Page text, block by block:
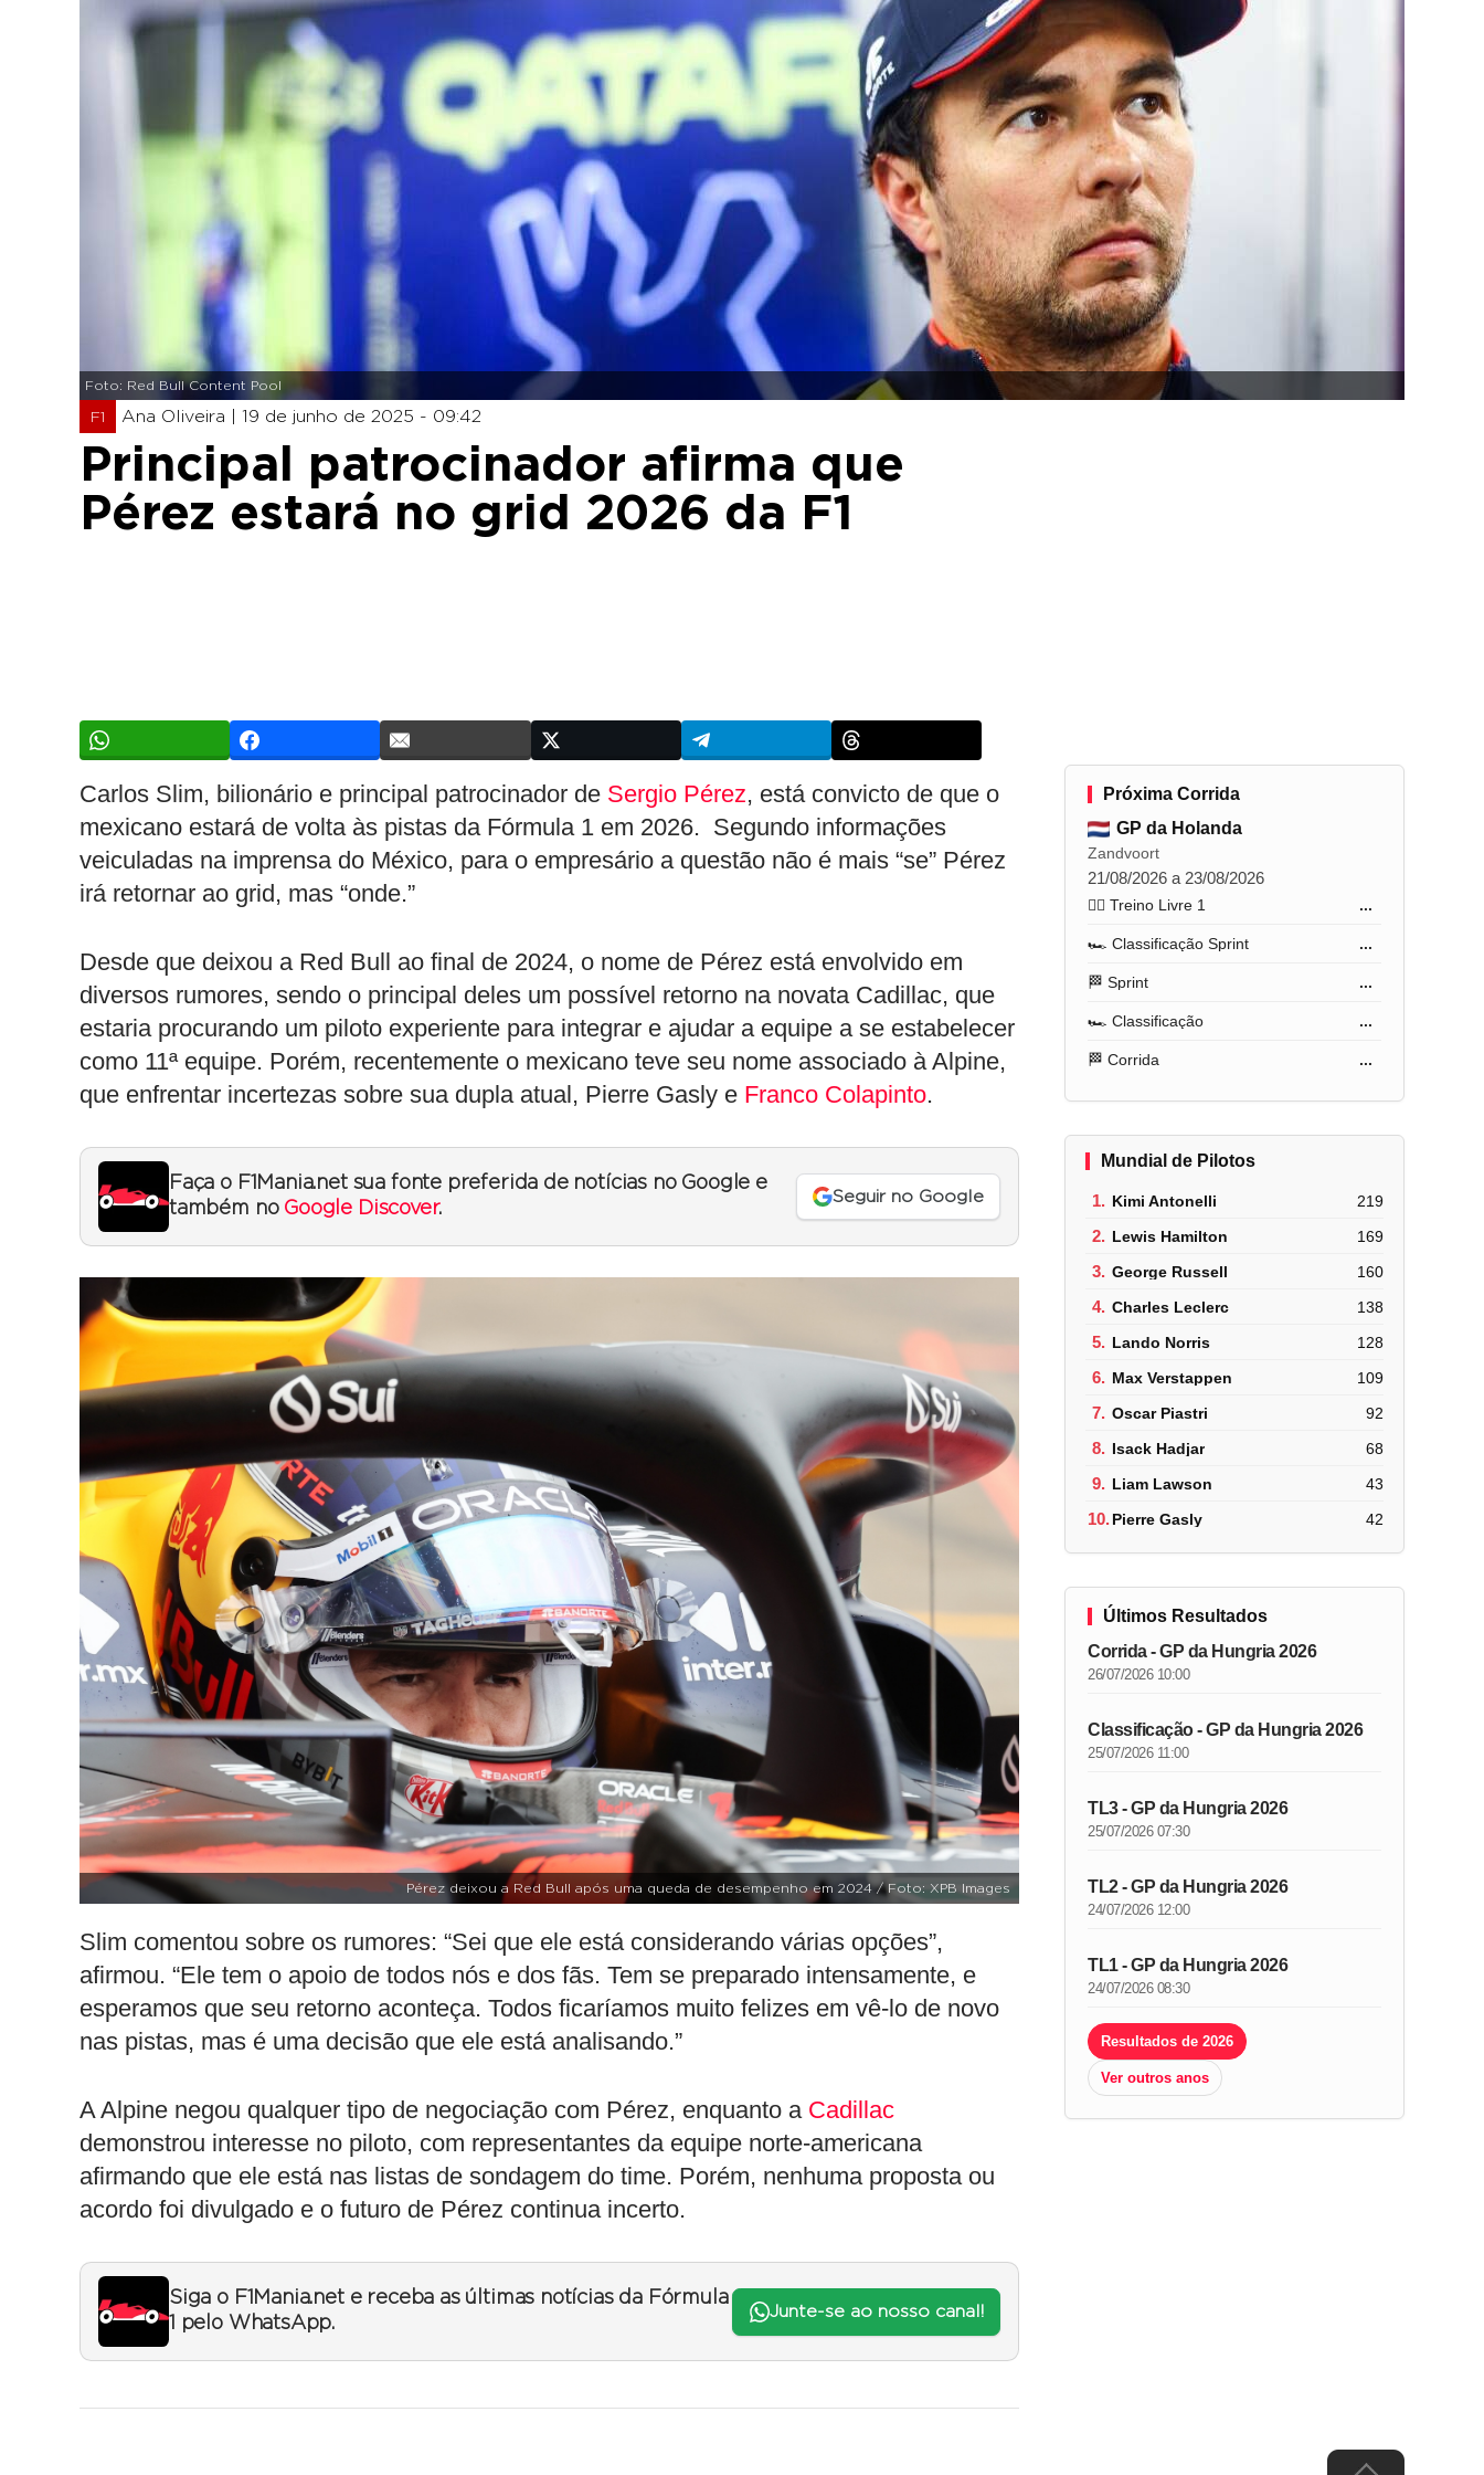
Foto: Red Bull Content Pool
F1 Ana Oliveira | 19 de junho de 2025 - 09:42
Principal patrocinador afirma que
Pérez estará no grid 2026 da F1
Carlos Slim, bilionário e principal patrocinador de Sergio Pérez, está convicto de que o
mexicano estará de volta às pistas da Fórmula 1 em 2026. Segundo informações
veiculadas na imprensa do México, para o empresário a questão não é mais “se” Pérez
irá retornar ao grid, mas “onde.”
Desde que deixou a Red Bull ao final de 2024, o nome de Pérez está envolvido em
diversos rumores, sendo o principal deles um possível retorno na novata Cadillac, que
estaria procurando um piloto experiente para integrar e ajudar a equipe a se estabelecer
como 11ª equipe. Porém, recentemente o mexicano teve seu nome associado à Alpine,
que enfrentar incertezas sobre sua dupla atual, Pierre Gasly e Franco Colapinto.
Faça o F1Mania.net sua fonte preferida de notícias no Google e
também no Google Discover.
Seguir no Google
Pérez deixou a Red Bull após uma queda de desempenho em 2024 / Foto: XPB Images
Slim comentou sobre os rumores: “Sei que ele está considerando várias opções”,
afirmou. “Ele tem o apoio de todos nós e dos fãs. Tem se preparado intensamente, e
esperamos que seu retorno aconteça. Todos ficaríamos muito felizes em vê-lo de novo
nas pistas, mas é uma decisão que ele está analisando.”
A Alpine negou qualquer tipo de negociação com Pérez, enquanto a Cadillac
demonstrou interesse no piloto, com representantes da equipe norte-americana
afirmando que ele está nas listas de sondagem do time. Porém, nenhuma proposta ou
acordo foi divulgado e o futuro de Pérez continua incerto.
Siga o F1Mania.net e receba as últimas notícias da Fórmula
1 pelo WhatsApp.
Junte-se ao nosso canal!
Próxima Corrida
GP da Holanda
Zandvoort
21/08/2026 a 23/08/2026
🏋️‍♂️ Treino Livre 1 ...
🏎️ Classificação Sprint ...
🏁 Sprint ...
🏎️ Classificação ...
🏁 Corrida ...
Mundial de Pilotos
1. Kimi Antonelli 219
2. Lewis Hamilton 169
3. George Russell 160
4. Charles Leclerc 138
5. Lando Norris 128
6. Max Verstappen 109
7. Oscar Piastri 92
8. Isack Hadjar 68
9. Liam Lawson 43
10.Pierre Gasly 42
Últimos Resultados
Corrida - GP da Hungria 2026
26/07/2026 10:00
Classificação - GP da Hungria 2026
25/07/2026 11:00
TL3 - GP da Hungria 2026
25/07/2026 07:30
TL2 - GP da Hungria 2026
24/07/2026 12:00
TL1 - GP da Hungria 2026
24/07/2026 08:30
Resultados de 2026
Ver outros anos